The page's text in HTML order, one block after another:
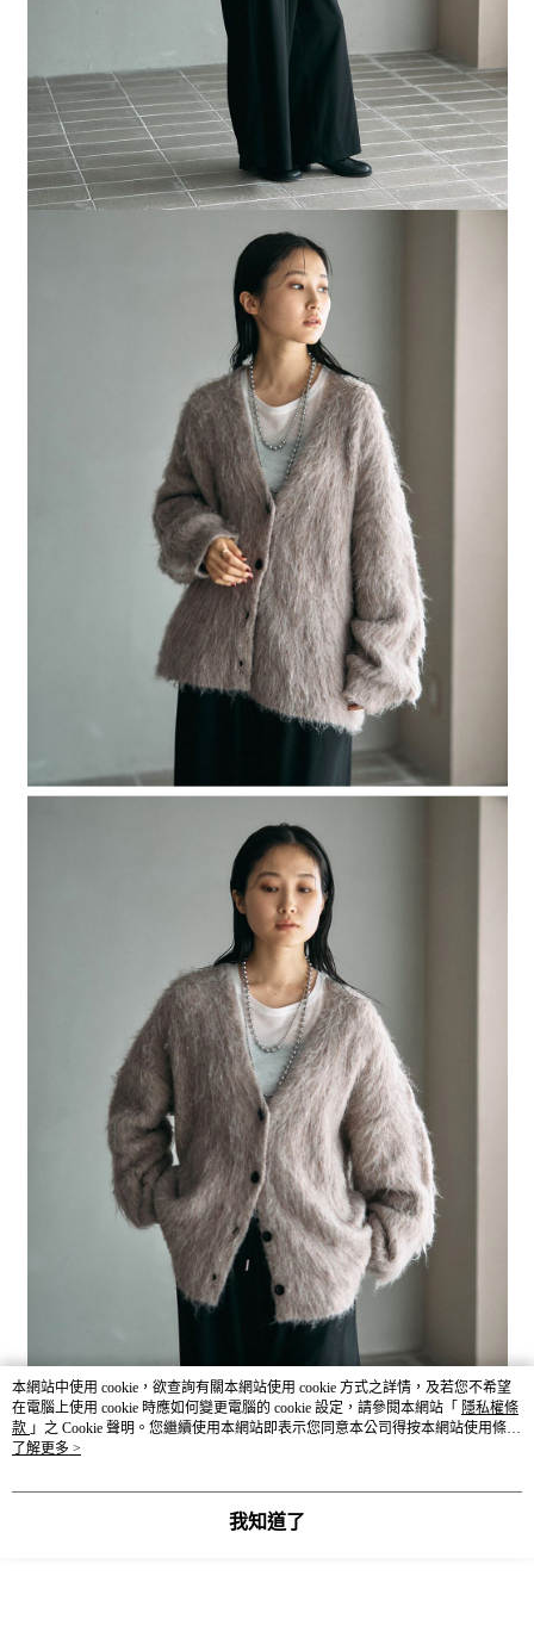
本網站中使用 cookie，欲查詢有關本網站使用 cookie 方式之詳情，及若您不希望
在電腦上使用 cookie 時應如何變更電腦的 cookie 設定，請參閱本網站「 隱私權條
款 」之 Cookie 聲明。您繼續使用本網站即表示您同意本公司得按本網站使用條款
之 Cookie 聲明使用 cookie。
了解更多 >
我知道了